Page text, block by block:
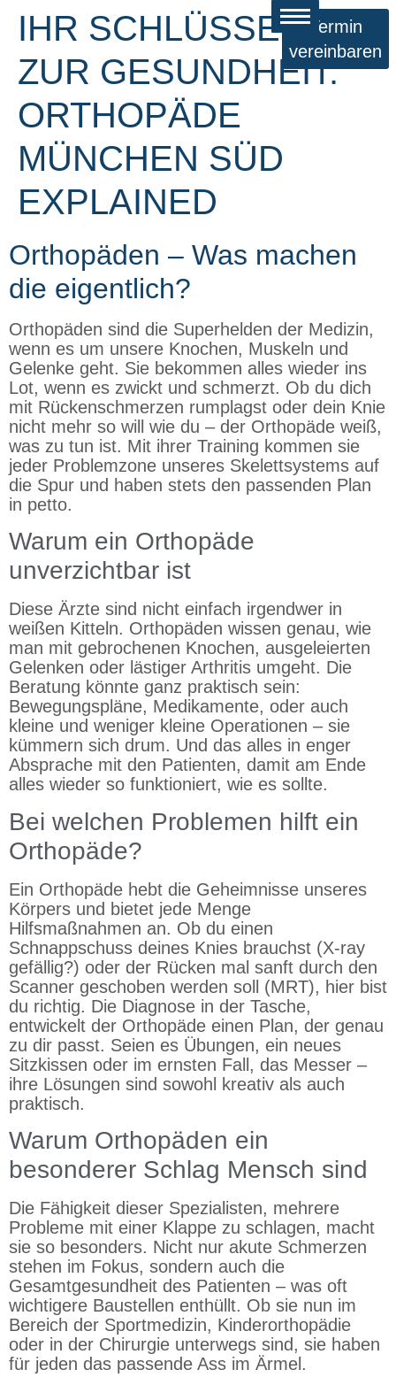
Termin
vereinbaren
IHR SCHLÜSSEL
ZUR GESUNDHEIT:
ORTHOPÄDE
MÜNCHEN SÜD
EXPLAINED
Orthopäden – Was machen
die eigentlich?
Orthopäden sind die Superhelden der Medizin,
wenn es um unsere Knochen, Muskeln und
Gelenke geht. Sie bekommen alles wieder ins
Lot, wenn es zwickt und schmerzt. Ob du dich
mit Rückenschmerzen rumplagst oder dein Knie
nicht mehr so will wie du – der Orthopäde weiß,
was zu tun ist. Mit ihrer Training kommen sie
jeder Problemzone unseres Skelettsystems auf
die Spur und haben stets den passenden Plan
in petto.
Warum ein Orthopäde
unverzichtbar ist
Diese Ärzte sind nicht einfach irgendwer in
weißen Kitteln. Orthopäden wissen genau, wie
man mit gebrochenen Knochen, ausgeleierten
Gelenken oder lästiger Arthritis umgeht. Die
Beratung könnte ganz praktisch sein:
Bewegungspläne, Medikamente, oder auch
kleine und weniger kleine Operationen – sie
kümmern sich drum. Und das alles in enger
Absprache mit den Patienten, damit am Ende
alles wieder so funktioniert, wie es sollte.
Bei welchen Problemen hilft ein
Orthopäde?
Ein Orthopäde hebt die Geheimnisse unseres
Körpers und bietet jede Menge
Hilfsmaßnahmen an. Ob du einen
Schnappschuss deines Knies brauchst (X-ray
gefällig?) oder der Rücken mal sanft durch den
Scanner geschoben werden soll (MRT), hier bist
du richtig. Die Diagnose in der Tasche,
entwickelt der Orthopäde einen Plan, der genau
zu dir passt. Seien es Übungen, ein neues
Sitzkissen oder im ernsten Fall, das Messer –
ihre Lösungen sind sowohl kreativ als auch
praktisch.
Warum Orthopäden ein
besonderer Schlag Mensch sind
Die Fähigkeit dieser Spezialisten, mehrere
Probleme mit einer Klappe zu schlagen, macht
sie so besonders. Nicht nur akute Schmerzen
stehen im Fokus, sondern auch die
Gesamtgesundheit des Patienten – was oft
wichtigere Baustellen enthüllt. Ob sie nun im
Bereich der Sportmedizin, Kinderorthopädie
oder in der Chirurgie unterwegs sind, sie haben
für jeden das passende Ass im Ärmel.